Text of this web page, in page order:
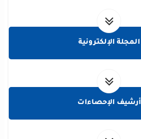
المجلة الإلكترونية
أرشيف الإحصاءات